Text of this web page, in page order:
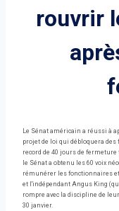
rouvrir
Le Sénat américain a réussi à
projet de loi qui débloquera
record de 40 jours de fermeture
le Sénat a obtenu les 60 voix
rémunérer les fonctionnaires
et l'indépendant Angus King
rompre avec la discipline de
30 janvier.